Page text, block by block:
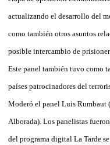
actualizando el desarrollo del
como también otros asuntos
posible intercambio de
Este panel también tuvo como
países patrocinadores del
Moderó el panel Luis
Alborada). Los panelistas
del programa digital La Tarde